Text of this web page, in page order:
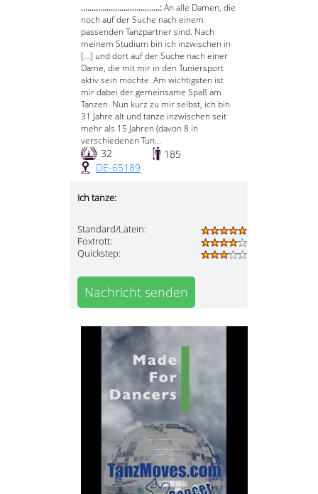
.....................................:An alle Damen, die
noch auf der Suche nach einem
passenden Tanzpartner sind. Nach
meinem Studium bin ich inzwischen in
[...] und dort auf der Suche nach einer
Dame, die mit mir in den Tuniersport
aktiv sein möchte. Am wichtigsten ist
mir dabei der gemeinsame Spaß am
Tanzen. Nun kurz zu mir selbst, ich bin
31 Jahre alt und tanze inzwischen seit
mehr als 15 Jahren (davon 8 in
verschiedenen Tun...
32
185
DE-65189
Ich tanze:
Standard/Latein:
Foxtrott:
Quickstep:
Nachricht senden